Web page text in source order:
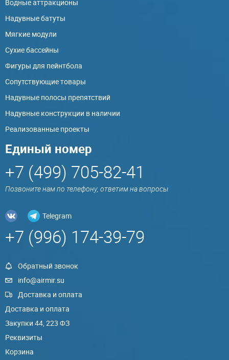
Водные аттракционы
Надувные батуты
Мягкие модули
Сухие бассейны
Фигуры для пейнтбола
Сопутствующие товары
Надувные полосы препятствий
Надувные конструкции в наличии
Реализованные проекты
Единый номер
+7 (499) 705-82-41
Позвоните нам по телефону, ответим на вопросы
Telegram
+7 (996) 174-39-79
Обратный звонок
info@airmir.su
Доставка и оплата
Доставка и оплата
Закупки 44, 223 ФЗ
Реквизиты
Корзина